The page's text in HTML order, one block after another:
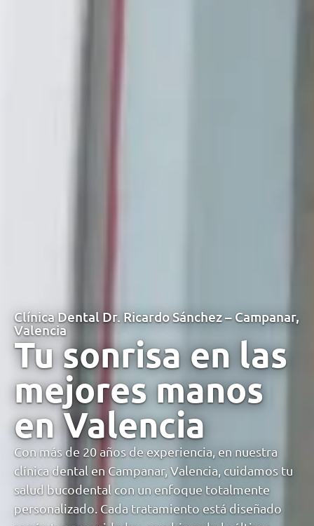
Clínica Dental Dr. Ricardo Sánchez – Campanar,
Valencia
Tu sonrisa en las
mejores manos
en Valencia
Con más de 20 años de experiencia, en nuestra
clínica dental en Campanar, Valencia, cuidamos tu
salud bucodental con un enfoque totalmente
personalizado. Cada tratamiento está diseñado